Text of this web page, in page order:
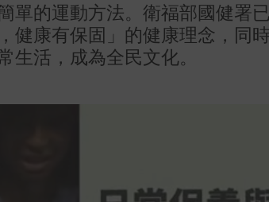
單的運動方法。衛福部國健署
健康有保固」的健康理念，同
生活，成為全民文化。